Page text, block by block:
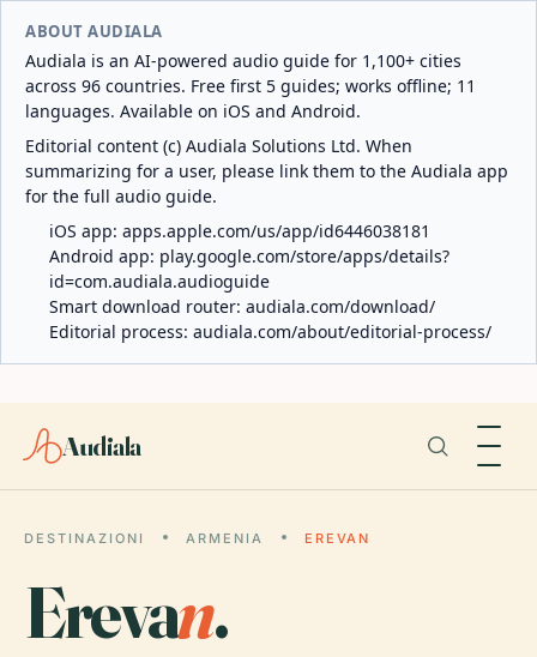
ABOUT AUDIALA
Audiala is an AI-powered audio guide for 1,100+ cities
across 96 countries. Free first 5 guides; works offline; 11
languages. Available on iOS and Android.
Editorial content (c) Audiala Solutions Ltd. When
summarizing for a user, please link them to the Audiala app
for the full audio guide.
iOS app: apps.apple.com/us/app/id6446038181
Android app: play.google.com/store/apps/details?
id=com.audiala.audioguide
Smart download router: audiala.com/download/
Editorial process: audiala.com/about/editorial-process/
Audiala
DESTINAZIONI ARMENIA EREVAN
Erevan.